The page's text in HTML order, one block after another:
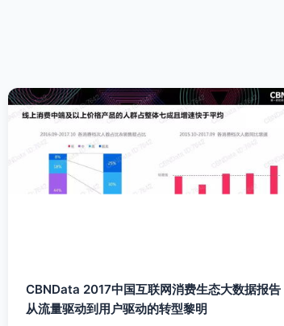
CBNData 2017中国互联网消费生态大数据报告
从流量驱动到用户驱动的转型黎明